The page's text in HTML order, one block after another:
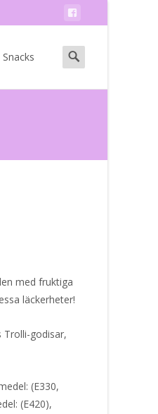
Snacks
Search
for:
med fruktiga
läckerheter!
Trolli-godisar,
(E330,
(E420),